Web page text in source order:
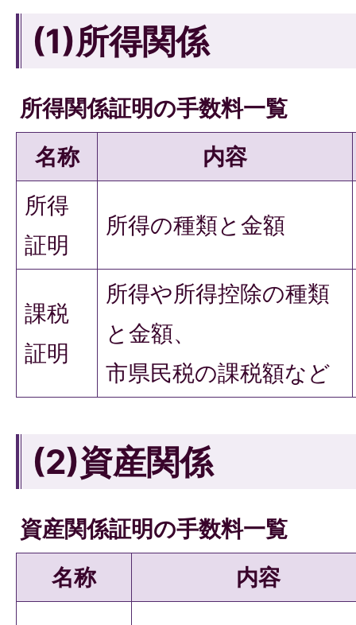
(1)所得関係
所得関係証明の手数料一覧
名称
内容
所得
証明
所得の種類と金額
課税
証明
所得や所得控除の種類
と金額、
市県民税の課税額など
(2)資産関係
資産関係証明の手数料一覧
名称
内容